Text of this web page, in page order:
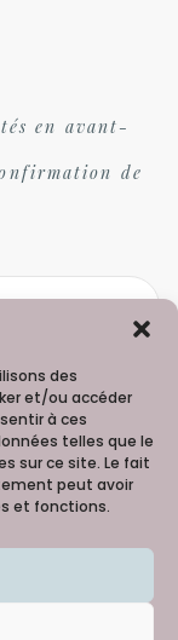
des
et/ou accéder
à ces
telles que le
sur ce site. Le fait
peut avoir
et fonctions.
en avant-
de
99 60